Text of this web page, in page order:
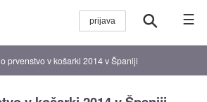
☰
prvenstvo v košarki 2014 v Španiji